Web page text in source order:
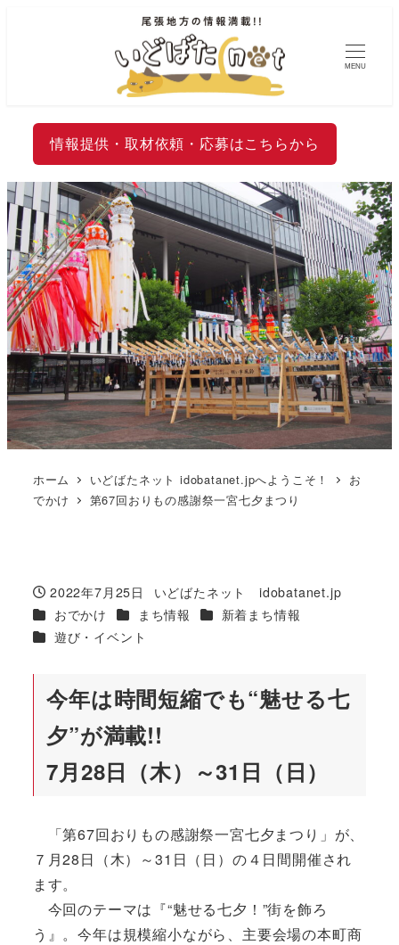
MENU
情報提供・取材依頼・応募はこちらから
ホーム いどばたネット idobatanet.jpへようこそ！
お
でかけ
第67回おりもの感謝祭一宮七夕まつり
投稿日
2022年7月25日
著
者
いどばたネット idobatanet.jp
カテゴリー
おでかけ カテゴリー
まち情報 カテゴリー
新着まち情報
カテゴリー
遊び・イベント
今年は時間短縮でも“魅せる七
夕”が満載!!
7月28日（木）～31日（日）
「第67回おりもの感謝祭一宮七夕まつり」が、
７月28日（木）～31日（日）の４日間開催され
ます。
今回のテーマは『“魅せる七夕！”街を飾ろ
う』。今年は規模縮小ながら、主要会場の本町商